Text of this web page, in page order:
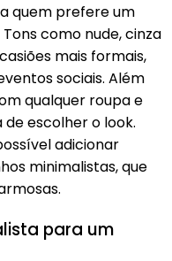
quem prefere um
como nude, cinza
mais formais,
sociais. Além
qualquer roupa e
escolher o look.
adicionar
minimalistas, que
para um